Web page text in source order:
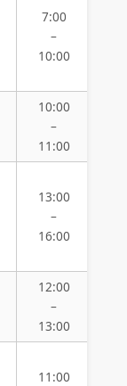
7:00
–
10:00
10:00
–
11:00
13:00
–
16:00
12:00
–
13:00
11:00